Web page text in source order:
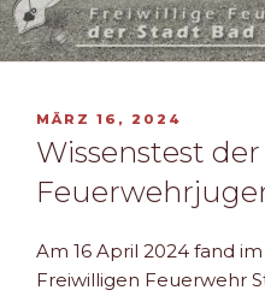
VERÖFFENTLICHT
AM
MÄRZ 16, 2024
Wissenstest der
Am 16 April 2024 fand
Freiwilligen Feuerwehr